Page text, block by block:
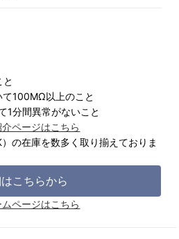
100MΩ以上のこと
1分間異常がないこと
ページはこちら
の在庫を数多く取り揃えておりま
こちらから
ページはこちら